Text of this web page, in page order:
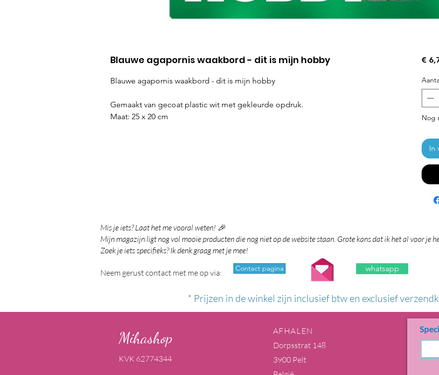
Blauwe agapornis waakbord - dit is mijn hobby
Blauwe agapornis waakbord - dit is mijn hobby
Gemaakt van gecoat plastic wit met gekleurde opdruk.
Maat: 25 x 20 cm
€
Nog
In
Mis je iets? Laat het me vooral weten! 🎉
Mijn magazijn ligt nog vol mooie producten die nog niet op de website staan. Grote kans dat ik het al voor je
Zoek je iets specifieks? Ik denk graag met je mee!
Neem gerust contact met me op via: Contact pagina whatsapp
* Prijzen in de winkel zijn inclusief btw en exclusief
Mihashop
KVK 62774344
AFHALEN
Dorpsstrat 148
3900 Pelt